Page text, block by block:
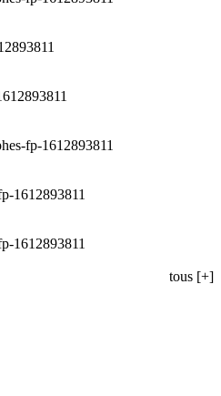
tous [+]